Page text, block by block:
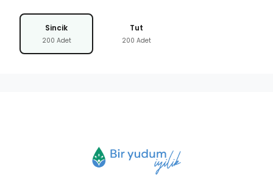
Sincik
200 Adet
Tut
200 Adet